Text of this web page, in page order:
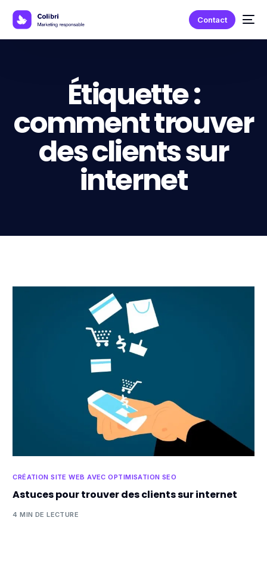
Contact
Étiquette :
comment trouver
des clients sur
internet
CRÉATION SITE WEB AVEC OPTIMISATION SEO
Astuces pour trouver des clients sur internet
4 MIN DE LECTURE